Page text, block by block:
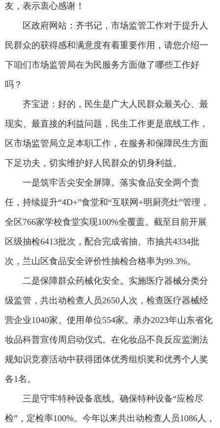
友，表示衷心感谢！
区政府网站：齐书记，市场监管工作对于提升人
民群众的获得感和满意度有着重要作用，请您介绍一
下咱们市场监管局在为民服务方面做了哪些工作好
吗？
齐宝进：好的，民生是广大人民群众最关心、最
现实、最直接的利益问题，民生工作更是底线工作，
区市场监管局立足本职工作，在服务和保障民生方面
下足功夫，切实维护好人民群众的切身利益。
一是筑牢舌尖安全屏障。落实食品安全两个责
任，持续提升“4D+”食堂和“互联网+明厨亮灶”管理，
全区766家学校食堂实现100%全覆盖。截至目前开展
区级抽检6413批次，配合完成省抽、市抽共4334批
次，兰山区食品安全评价性抽检合格率为99.3%。
二是保障群众药械化安全。实施医疗器械分类分
级监管，共出动检查人员2650人次，检查医疗器械经
营企业1040家、使用单位554家。承办2023年山东省化
妆品科普宣传周启动仪式。在化妆品不良反应监测法
规知识竞赛活动中获得团体优秀组织奖和优秀个人奖
各1名。
三是守牢特种设备底线。确保特种设备“应检尽
检”，定检率100%。今年以来共出动检查人员1086人，